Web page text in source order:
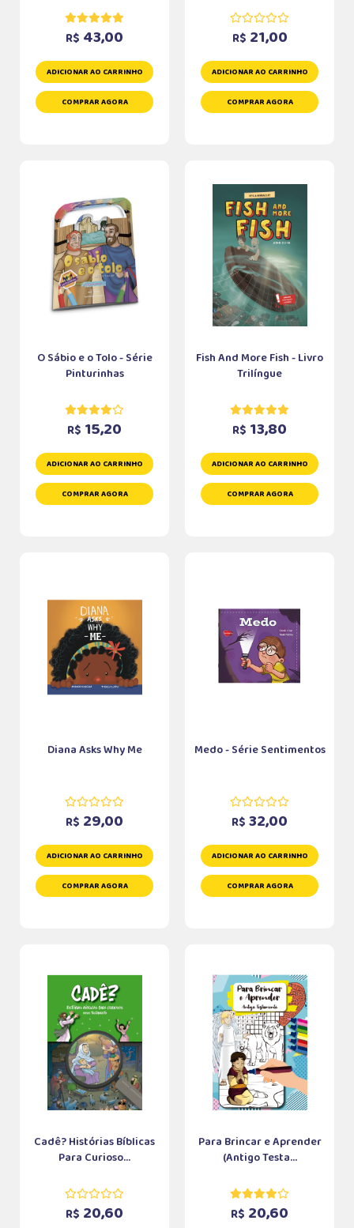
R$ 43,00
ADICIONAR AO CARRINHO
COMPRAR AGORA
R$ 21,00
ADICIONAR AO CARRINHO
COMPRAR AGORA
O Sábio e o Tolo - Série
Pinturinhas
R$ 15,20
ADICIONAR AO CARRINHO
COMPRAR AGORA
Fish And More Fish - Livro
Trilíngue
R$ 13,80
ADICIONAR AO CARRINHO
COMPRAR AGORA
Diana Asks Why Me
R$ 29,00
ADICIONAR AO CARRINHO
COMPRAR AGORA
Medo - Série Sentimentos
R$ 32,00
ADICIONAR AO CARRINHO
COMPRAR AGORA
Cadê? Histórias Bíblicas
Para Curioso...
R$ 20,60
Para Brincar e Aprender
(Antigo Testa...
R$ 20,60